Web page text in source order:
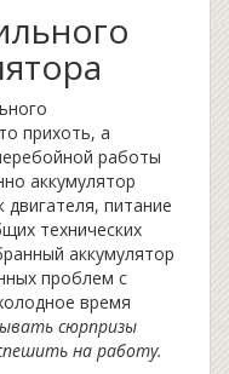
прихоть, а
работы
аккумулятор
двигателя, питание
технических
аккумулятор
проблем с
время
сюрпризы
на работу.